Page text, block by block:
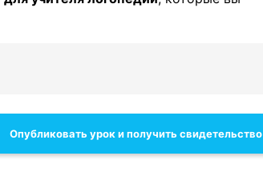
Опубликовать урок и получить свидетельство